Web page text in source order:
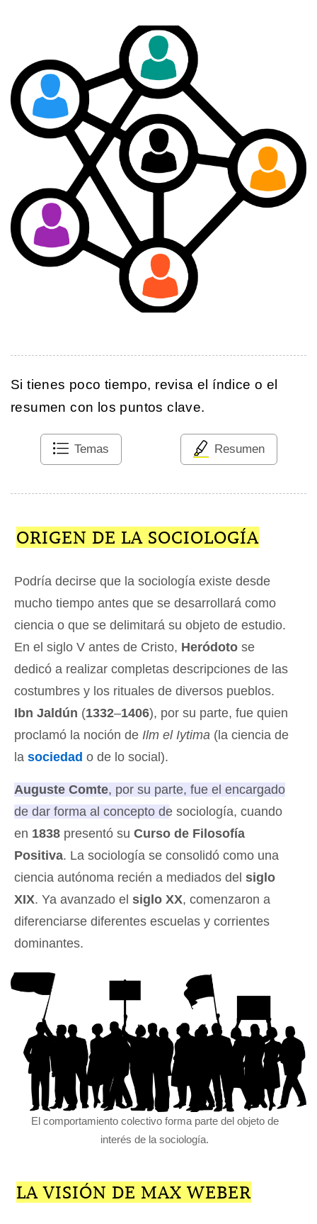
Si tienes poco tiempo, revisa el índice o el
resumen con los puntos clave.
Temas Resumen
ORIGEN DE LA SOCIOLOGÍA
Podría decirse que la sociología existe desde
mucho tiempo antes que se desarrollará como
ciencia o que se delimitará su objeto de estudio.
En el siglo V antes de Cristo, Heródoto se
dedicó a realizar completas descripciones de las
costumbres y los rituales de diversos pueblos.
Ibn Jaldún (1332–1406), por su parte, fue quien
proclamó la noción de Ilm el Iytima (la ciencia de
la sociedad o de lo social).
Auguste Comte, por su parte, fue el encargado
de dar forma al concepto de sociología, cuando
en 1838 presentó su Curso de Filosofía
Positiva. La sociología se consolidó como una
ciencia autónoma recién a mediados del siglo
XIX. Ya avanzado el siglo XX, comenzaron a
diferenciarse diferentes escuelas y corrientes
dominantes.
El comportamiento colectivo forma parte del objeto de
interés de la sociología.
LA VISIÓN DE MAX WEBER